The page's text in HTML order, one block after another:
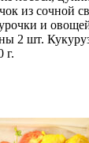
из сочной
и
2 шт.
г.